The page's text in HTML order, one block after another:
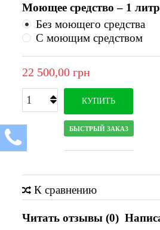
Моющее средство – 1
Без моющего средства
С моющим средством
22 500,00 грн
КУПИТЬ
БЫСТРЫЙ ЗАКАЗ
К сравнению
Читать отзывы (0)